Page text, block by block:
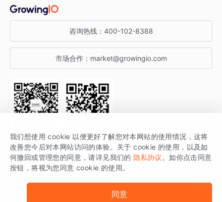
金融行业
获客分析
增长公开课
增长博客
开发者文档
SDK 文档
场景指南
关于 GrowingIO
增长大会
行业活动
咨询热线： 400-102-8388
市场合作： market@growingio.com
关注公众号 获取更多干货
GrowingIO 是专注于数据智能分析与增长的品牌，核心平台为 GrowingIO
分析云。
版权所有 © 北京易数科技有限公司
我们想使用 cookie 以便更好了解您对本网站的使用情况，这将
改善您今后对本网站访问的体验。关于 cookie 的使用，以及如
何撤回或管理您的同意，请详见我们的 隐私协议 。如你点击同意
按钮，将视为您同意 cookie 的使用。
同意